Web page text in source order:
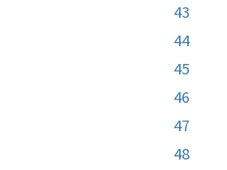
43
44
45
46
47
48